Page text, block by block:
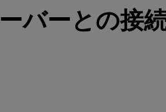
バーとの接